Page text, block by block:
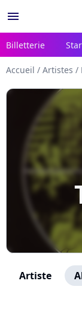
menu
Billetterie
Accueil / Artistes /
Artiste